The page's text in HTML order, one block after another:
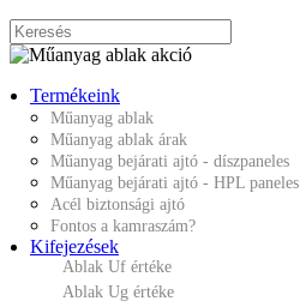
Termékeink
Műanyag ablak
Műanyag ablak árak
Műanyag bejárati ajtó - díszpaneles
Műanyag bejárati ajtó - HPL paneles
Acél biztonsági ajtó
Fontos a kamraszám?
Kifejezések
Ablak Uf értéke
Ablak Ug értéke